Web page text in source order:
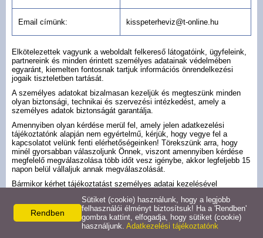
Masszázs
Email címünk: kisspeterheviz@t-online.hu
Elkötelezettek vagyunk a weboldalt felkereső látogatóink, ügyfeleink,
partnereink és minden érintett személyes adatainak védelmében
egyaránt, kiemelten fontosnak tartjuk információs önrendelkezési
jogaik tiszteletben tartását.
A személyes adatokat bizalmasan kezeljük és megteszünk minden
olyan biztonsági, technikai és szervezési intézkedést, amely a
személyes adatok biztonságát garantálja.
Amennyiben olyan kérdése merül fel, amely jelen adatkezelési
tájékoztatónk alapján nem egyértelmű, kérjük, hogy vegye fel a
kapcsolatot velünk fenti elérhetőségeinken! Törekszünk arra, hogy
minél gyorsabban válaszoljunk Önnek, viszont amennyiben kérdése
megfelelő megválaszolása több időt vesz igénybe, akkor legfeljebb 15
napon belül vállaljuk annak megválaszolását.
Bármikor kérhet tájékoztatást személyes adatai kezelésével
levélben) vagy szóban (telefonon). Felhívjuk a figyelmét, hogy
telefonon történő megkeresése esetén – amennyiben adatkezeléssel
kapcsolatos igénye indokolja (pl.: adatainak törlését kéri) –, akkor
azonosítanunk kell abból a célból, hogy jogosult-e a kérésre, mielőtt
Rendben
Sütiket (cookie) használunk, hogy a legjobb
felhasználói élményt biztosítsuk! Ha a 'Rendben'
gombra kattint, elfogadja, hogy sütiket (cookie)
használjunk. Adatkezelési tájékoztatónk